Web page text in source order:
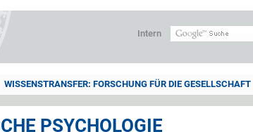
Intern
WISSENSTRANSFER: FORSCHUNG FÜR DIE GESELLSCHAFT
PSYCHOLOGIE